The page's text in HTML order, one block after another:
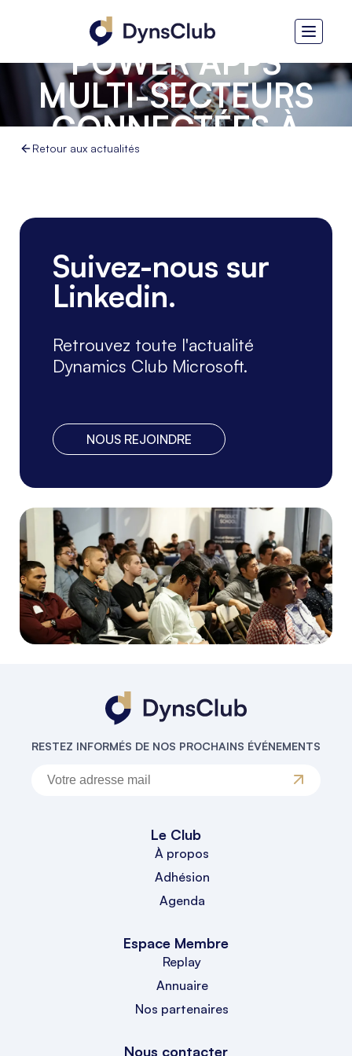
DES APPLICATIONS
POWER APPS
MULTI-SECTEURS
CONNECTÉES À
L'ERP
Retour aux actualités
Suivez-nous sur
Linkedin.
Retrouvez toute l'actualité
Dynamics Club Microsoft.
NOUS REJOINDRE
RESTEZ INFORMÉS DE NOS PROCHAINS ÉVÉNEMENTS
Le Club
À propos
Adhésion
Agenda
Espace Membre
Replay
Annuaire
Nos partenaires
Nous contacter